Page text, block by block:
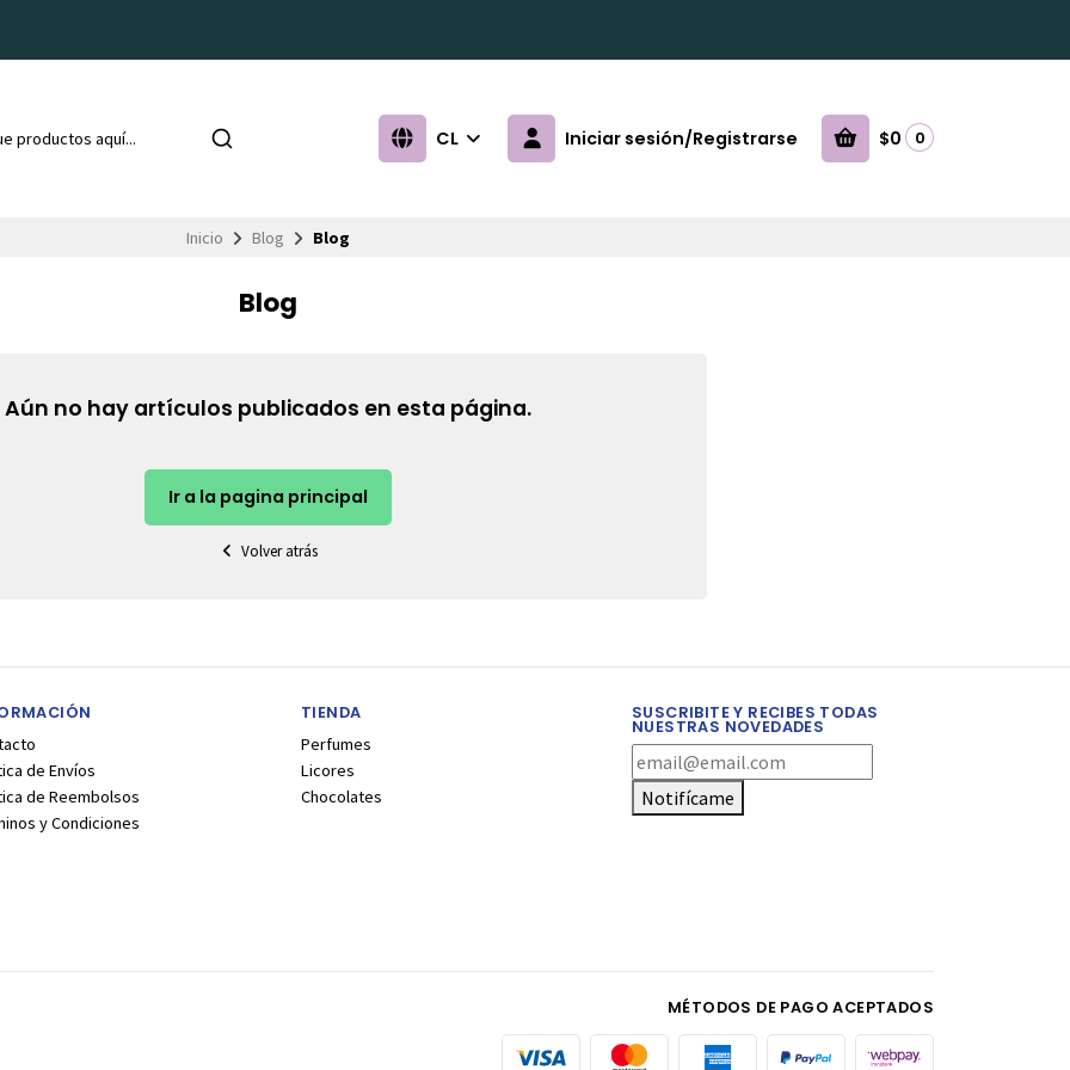
CL Iniciar sesión/Registrarse $0 0
Inicio Blog Blog
Blog
Aún no hay artículos publicados en esta página.
Ir a la pagina principal
Volver atrás
de Envíos
de Reembolsos
y Condiciones
TIENDA
Perfumes
Licores
Chocolates
SUSCRIBITE Y RECIBES TODAS
NUESTRAS NOVEDADES
Notifícame
MÉTODOS DE PAGO ACEPTADOS